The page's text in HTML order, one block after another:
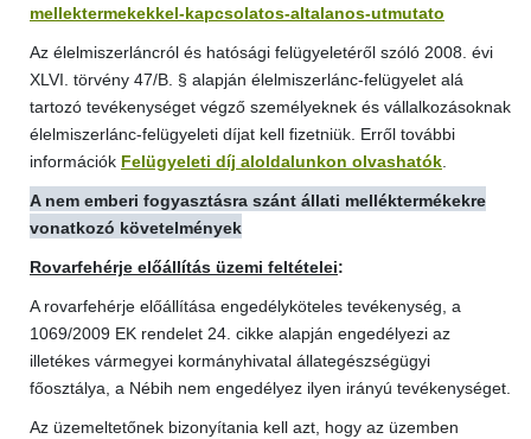
mellektermekekkel-kapcsolatos-altalanos-utmutato
Az élelmiszerláncról és hatósági felügyeletéről szóló 2008. évi
XLVI. törvény 47/B. § alapján élelmiszerlánc-felügyelet alá
tartozó tevékenységet végző személyeknek és vállalkozásoknak
élelmiszerlánc-felügyeleti díjat kell fizetniük. Erről további
információk Felügyeleti díj aloldalunkon olvashatók.
A nem emberi fogyasztásra szánt állati melléktermékekre
vonatkozó követelmények
Rovarfehérje előállítás üzemi feltételei:
A rovarfehérje előállítása engedélyköteles tevékenység, a
1069/2009 EK rendelet 24. cikke alapján engedélyezi az
illetékes vármegyei kormányhivatal állategészségügyi
főosztálya, a Nébih nem engedélyez ilyen irányú tevékenységet.
Az üzemeltetőnek bizonyítania kell azt, hogy az üzemben